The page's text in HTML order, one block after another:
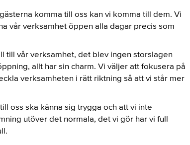
komma till oss kan vi komma till dem. Vi
vår verksamhet öppen alla dagar precis som
till vår verksamhet, det blev ingen storslagen
allt har sin charm. Vi väljer att fokusera på
verksamheten i rätt riktning så att vi står mer
oss ska känna sig trygga och att vi inte
utöver det normala, det vi gör har vi full